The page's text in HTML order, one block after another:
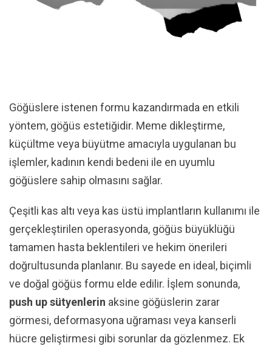
Göğüslere istenen formu kazandırmada en etkili
yöntem, göğüs estetiğidir. Meme dikleştirme,
küçültme veya büyütme amacıyla uygulanan bu
işlemler, kadının kendi bedeni ile en uyumlu
göğüslere sahip olmasını sağlar.
Çeşitli kas altı veya kas üstü implantların kullanımı ile
gerçekleştirilen operasyonda, göğüs büyüklüğü
tamamen hasta beklentileri ve hekim önerileri
doğrultusunda planlanır. Bu sayede en ideal, biçimli
ve doğal göğüs formu elde edilir. İşlem sonunda,
push up sütyenlerin aksine göğüslerin zarar
görmesi, deformasyona uğraması veya kanserli
hücre geliştirmesi gibi sorunlar da gözlenmez. Ek